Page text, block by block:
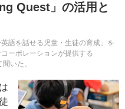
Quest」の活用と
語を話せる児童・生徒の育成」を
ーポレーションが提供する
いた。